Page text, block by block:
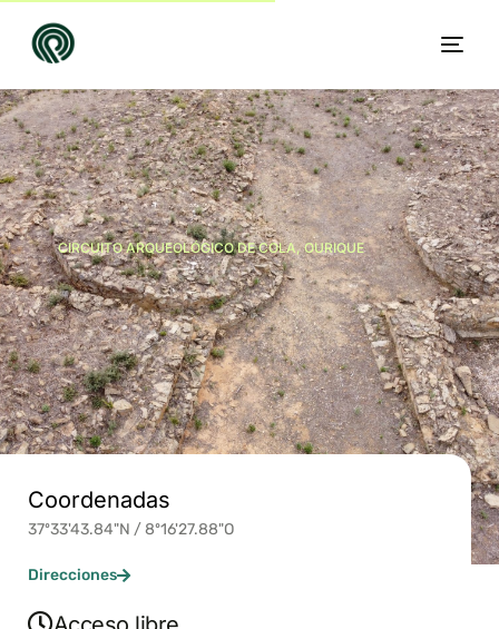
CIRCUITO ARQUEOLÓGICO DE COLA, OURIQUE
Coordenadas
37º33'43.84"N / 8º16'27.88"O
Direcciones
ES